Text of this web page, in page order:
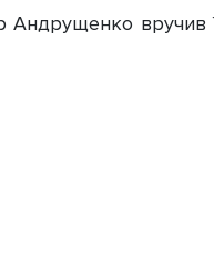
Андрущенко вручив